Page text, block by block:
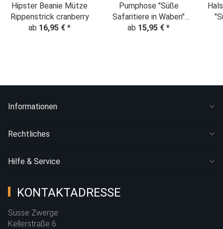
Hipster Beanie Mütze
Rippenstrick cranberry
ab 16,95 € *
Pumphose "Süße
Safaritiere in Waben"
altrosa-bordeaux
ab 15,95 € *
Informationen
Rechtliches
Hilfe & Service
KONTAKTADRESSE
Süsse Zwerge
Kellerstraße 6